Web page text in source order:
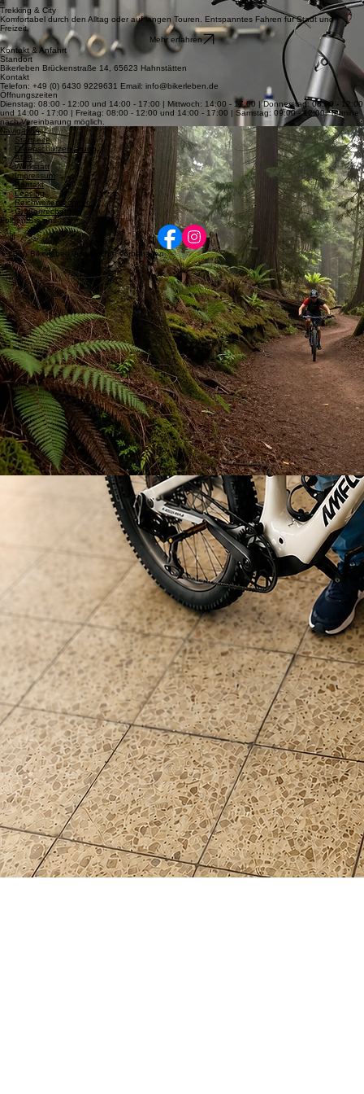
sportliches Fahren.
Mehr erfahren
4
Trekking & City
Komfortabel durch den Alltag oder auf langen Touren. Entspanntes Fahren für Stadt und
Freizeit.
Mehr erfahren
Kontakt & Anfahrt
Standort
Bikerleben Brückenstraße 14, 65623 Hahnstätten
Kontakt
Telefon: +49 (0) 6430 9229631 Email: info@bikerleben.de
Öffnungszeiten
Dienstag: 08:00 - 12:00 und 14:00 - 17:00 | Mittwoch: 14:00 - 17:00 | Donnerstag: 08:00 - 12:00
und 14:00 - 17:00 | Freitag: 08:00 - 12:00 und 14:00 - 17:00 | Samstag: 09:00 - 12:00. Termine
nach Vereinbarung möglich.
Navigation
Startseite
Datenschutzerklärung
AGB
Werkstatt
Impressum
Kontakt
Leasing
Reichweitenrechner
Größenrechner
Folgen Sie uns
© 2026 Bikerleben. Alle Rechte vorbehalten.